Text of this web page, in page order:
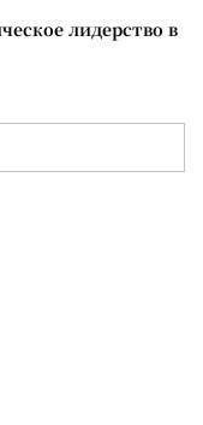
лидерство в